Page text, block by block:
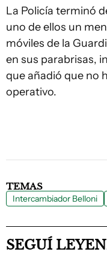
La Policía terminó
uno de ellos un
móviles de la
en sus parabrisas,
que añadió que no
operativo.
TEMAS
Intercambiador Belloni
SEGUÍ